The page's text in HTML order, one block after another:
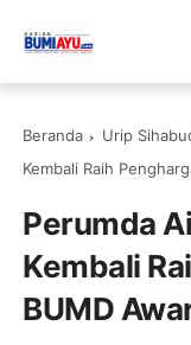
Beranda Urip
Kembali Raih
Perumda
Kembali
BUMD